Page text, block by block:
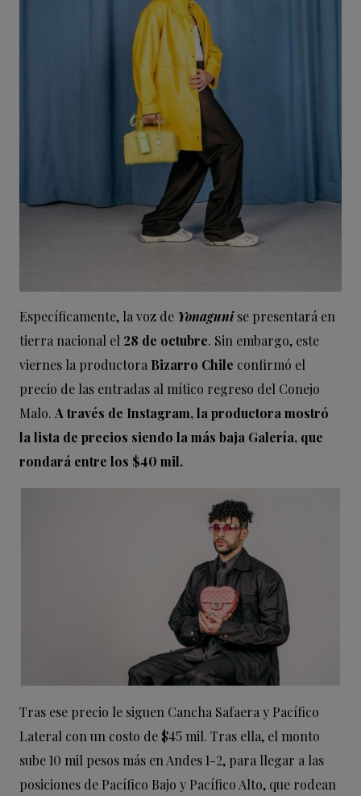
Específicamente, la voz de Yonagunise presentará en
tierra nacional el 28 de octubre. Sin embargo, este
viernes la productora Bizarro Chile confirmó el
precio de las entradas al mítico regreso del Conejo
Malo. A través de Instagram, la productora mostró
la lista de precios siendo la más baja Galería, que
rondará entre los $40 mil.
Tras ese precio le siguen Cancha Safaera y Pacífico
Lateral con un costo de $45 mil. Tras ella, el monto
sube 10 mil pesos más en Andes 1-2, para llegar a las
posiciones de Pacífico Bajo y Pacífico Alto, que rodean